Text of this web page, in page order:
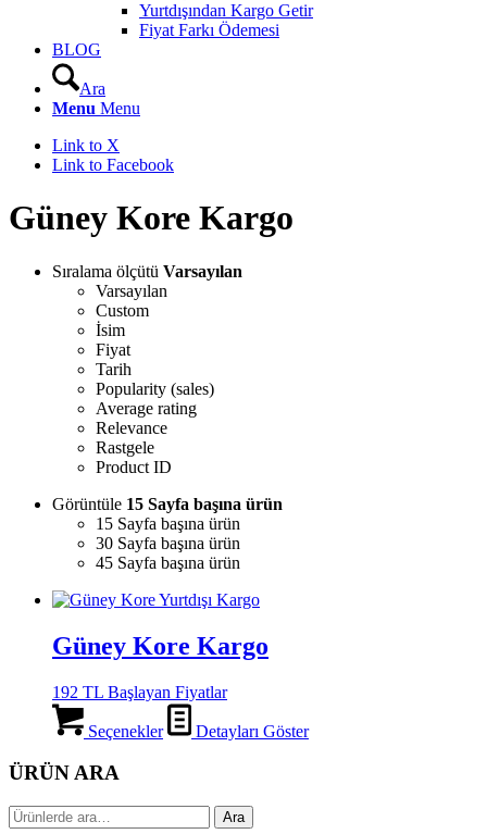
Yurtdışından Kargo Getir
Fiyat Farkı Ödemesi
BLOG
Ara
Menu Menu
Link to X
Link to Facebook
Güney Kore Kargo
Sıralama ölçütü Varsayılan
Varsayılan
Custom
İsim
Fiyat
Tarih
Popularity (sales)
Average rating
Relevance
Rastgele
Product ID
Görüntüle 15 Sayfa başına ürün
15 Sayfa başına ürün
30 Sayfa başına ürün
45 Sayfa başına ürün
Güney Kore Kargo
192 TL Başlayan Fiyatlar
Seçenekler Detayları Göster
ÜRÜN ARA
Ara: Ara